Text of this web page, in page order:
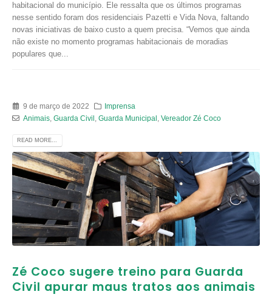
habitacional do município. Ele ressalta que os últimos programas
nesse sentido foram dos residenciais Pazetti e Vida Nova, faltando
novas iniciativas de baixo custo a quem precisa. “Vemos que ainda
não existe no momento programas habitacionais de moradias
populares que...
9 de março de 2022
Imprensa
Animais, Guarda Civil Guarda Municipal Vereador Zé Coco
READ MORE...
Zé Coco sugere treino para Guarda
Civil apurar maus tratos aos animais